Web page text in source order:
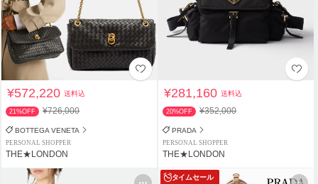
¥572,220送料込
21%OFF ¥726,000
BOTTEGA VENETA
PERSONAL SHOPPER
THE★LONDON
¥281,160送料込
20%OFF ¥352,000
PRADA
PERSONAL SHOPPER
THE★LONDON
タイムセール